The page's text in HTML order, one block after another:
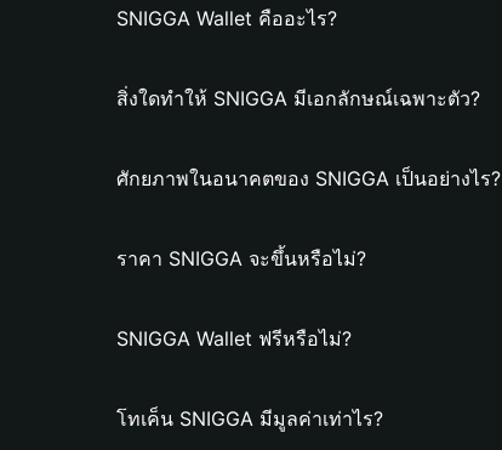
SNIGGA Wallet คืออะไร?
สิ่งใดทำให้ SNIGGA มีเอกลักษณ์เฉพาะตัว?
ศักยภาพในอนาคตของ SNIGGA เป็นอย่างไร?
ราคา SNIGGA จะขึ้นหรือไม่?
SNIGGA Wallet ฟรีหรือไม่?
โทเค็น SNIGGA มีมูลค่าเท่าไร?